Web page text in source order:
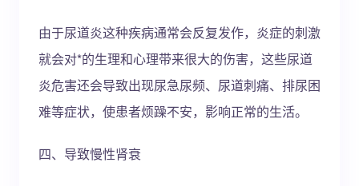
由于尿道炎这种疾病通常会反复发作，炎症的刺激
就会对*的生理和心理带来很大的伤害，这些尿道
炎危害还会导致出现尿急尿频、尿道刺痛、排尿困
难等症状，使患者烦躁不安，影响正常的生活。
四、导致慢性肾衰